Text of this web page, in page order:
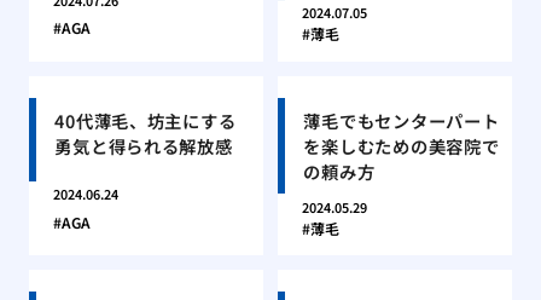
AGA
2024.07.05
薄毛
40代薄毛、坊主にする
勇気と得られる解放感
2024.06.24
AGA
薄毛でもセンターパート
を楽しむための美容院で
の頼み方
2024.05.29
薄毛